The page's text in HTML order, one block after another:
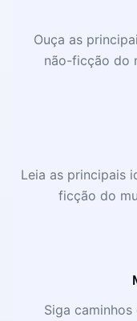
Ouça as
não-ficção do
Leia as principais
ficção do
Siga